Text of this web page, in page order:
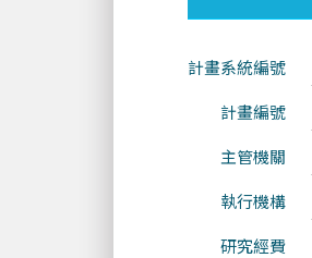
計畫系統編號
計畫編號
主管機關
執行機構
研究經費